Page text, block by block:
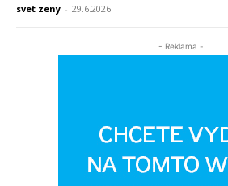
svet zeny - 29.6.2026
- Reklama -